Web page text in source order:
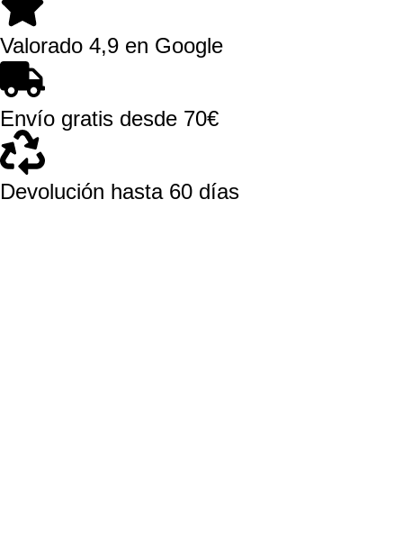
Valorado 4,9 en Google
Envío gratis desde 70€
Devolución hasta 60 días